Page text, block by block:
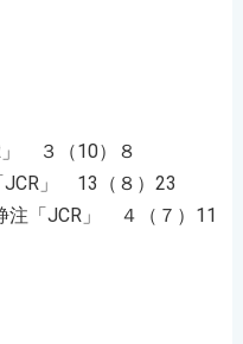
」 ３（10）８
JCR」 13（８）23
注「JCR」 ４（７）11